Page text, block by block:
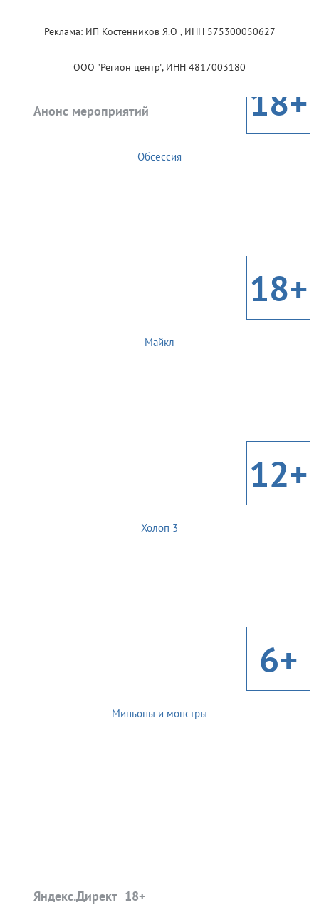
Реклама: ИП Костенников Я.О , ИНН 575300050627
ООО "Регион центр", ИНН 4817003180
Анонс мероприятий 18+
Обсессия
18+
Майкл
12+
Холоп 3
6+
Миньоны и монстры
Яндекс.Директ